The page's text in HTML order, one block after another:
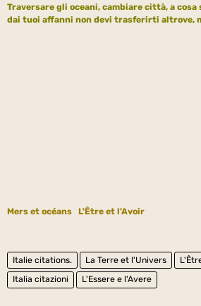
Traversare gli oceani, cambiare città, a
dai tuoi affanni non devi trasferirti altrove,
Mers et océans L'Être et l'Avoir
Italie citations. La Terre et l'Univers
Italia citazioni
L'Essere e l'Avere